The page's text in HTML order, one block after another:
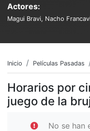
Actores:
Magui Bravi, Nacho
Inicio Películas Pasadas
Horarios por
juego de la
No se han